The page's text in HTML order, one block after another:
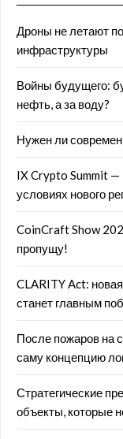
Дроны не летают
инфраструктуры
Войны будущего:
нефть, а за воду?
Нужен ли
IX Crypto Summit
условиях нового
CoinCraft Show
пропущу!
CLARITY Act:
станет главным
После пожаров на
саму концепцию
Стратегические
объекты, которые